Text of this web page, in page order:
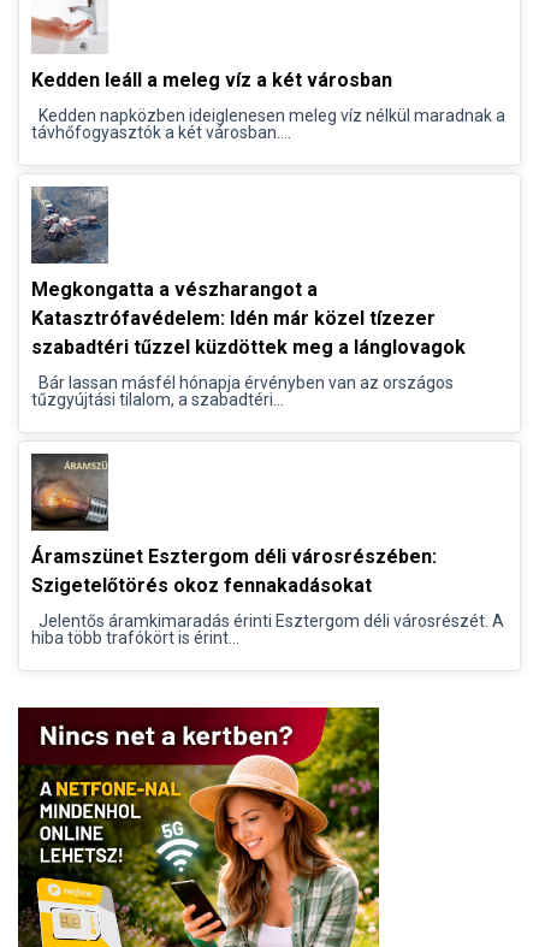
Kedden leáll a meleg víz a két városban
Kedden napközben ideiglenesen meleg víz nélkül maradnak a
távhőfogyasztók a két városban....
Megkongatta a vészharangot a
Katasztrófavédelem: Idén már közel tízezer
szabadtéri tűzzel küzdöttek meg a lánglovagok
Bár lassan másfél hónapja érvényben van az országos
tűzgyújtási tilalom, a szabadtéri...
Áramszünet Esztergom déli városrészében:
Szigetelőtörés okoz fennakadásokat
Jelentős áramkimaradás érinti Esztergom déli városrészét. A
hiba több trafókört is érint...